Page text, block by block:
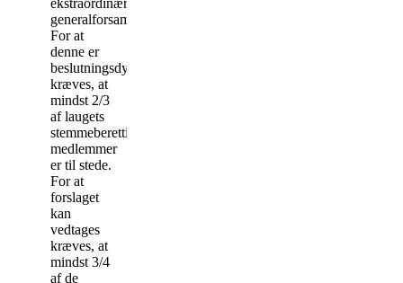
ekstraordinær
generalforsamling.
For at
denne er
beslutningsdygtig
kræves, at
mindst 2/3
af laugets
stemmeberettigede
medlemmer
er til stede.
For at
forslaget
kan
vedtages
kræves, at
mindst 3/4
af de